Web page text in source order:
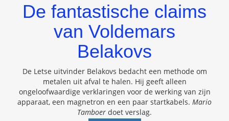
De fantastische claims
van Voldemars
Belakovs
De Letse uitvinder Belakovs bedacht een methode om
metalen uit afval te halen. Hij geeft alleen
ongeloofwaardige verklaringen voor de werking van zijn
apparaat, een magnetron en een paar startkabels. Mario
Tamboer doet verslag.